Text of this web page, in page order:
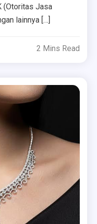
(Otoritas Jasa
lainnya […]
2 Mins Read